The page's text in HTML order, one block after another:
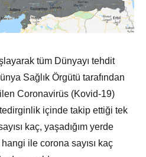
tüm Dünyayı tehdit
Sağlık Örgütü tarafından
Coronavirüs (Kovid-19)
tedirginlik içinde takip ettiği tek
kaç, yaşadığım yerde
ile corona sayısı kaç